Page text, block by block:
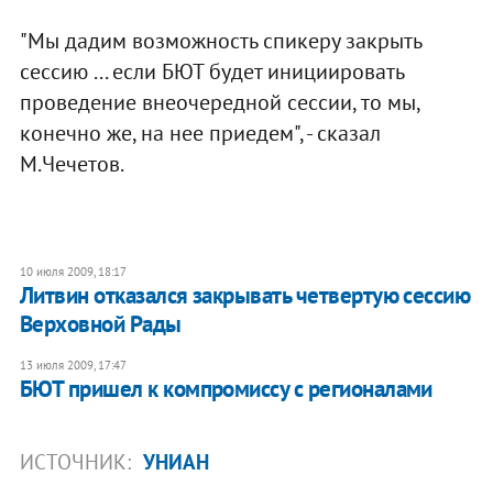
"Мы дадим возможность спикеру закрыть
сессию ... если БЮТ будет инициировать
проведение внеочередной сессии, то мы,
конечно же, на нее приедем", - сказал
М.Чечетов.
10 июля 2009, 18:17
Литвин отказался закрывать четвертую сессию
Верховной Рады
13 июля 2009, 17:47
БЮТ пришел к компромиссу с регионалами
ИСТОЧНИК: УНИАН